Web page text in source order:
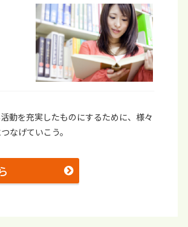
動を充実したものにするために、様々
なげていこう。